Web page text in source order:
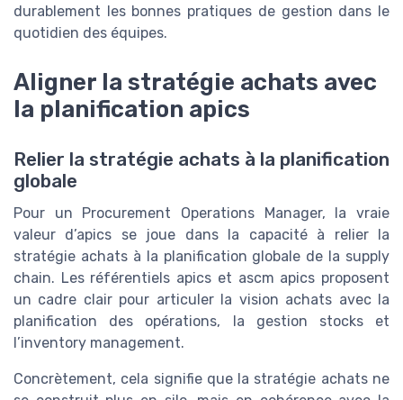
durablement les bonnes pratiques de gestion dans le
quotidien des équipes.
Aligner la stratégie achats avec
la planification apics
Relier la stratégie achats à la planification
globale
Pour un Procurement Operations Manager, la vraie
valeur d’apics se joue dans la capacité à relier la
stratégie achats à la planification globale de la supply
chain. Les référentiels apics et ascm apics proposent
un cadre clair pour articuler la vision achats avec la
planification des opérations, la gestion stocks et
l’inventory management.
Concrètement, cela signifie que la stratégie achats ne